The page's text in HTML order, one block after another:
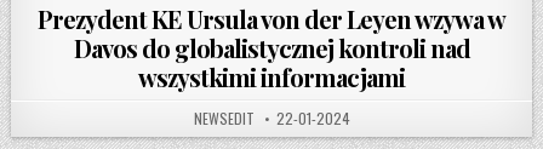
Prezydent KE Ursula von der Leyen wzywa w
Davos do globalistycznej kontroli nad
wszystkimi informacjami
AUTHOR:
NEWSEDIT PUBLISHED DATE:
22-01-2024